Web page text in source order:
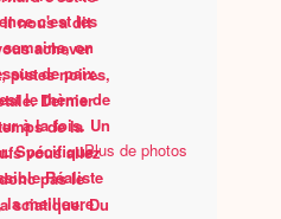
Plus de photos